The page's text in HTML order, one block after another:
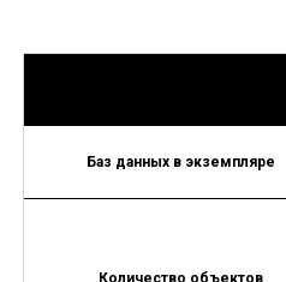
Баз данных в экземпляре
Количество объектов